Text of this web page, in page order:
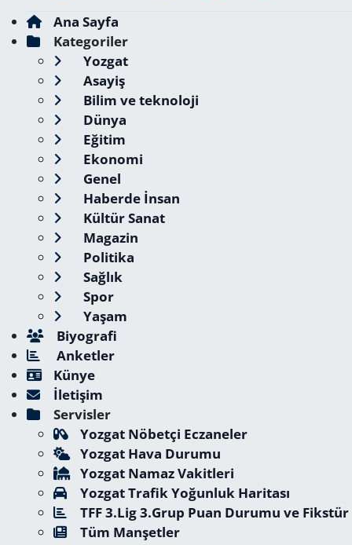
Ana Sayfa
Kategoriler
Yozgat
Asayiş
Bilim ve teknoloji
Dünya
Eğitim
Ekonomi
Genel
Haberde İnsan
Kültür Sanat
Magazin
Politika
Sağlık
Spor
Yaşam
Biyografi
Anketler
Künye
İletişim
Servisler
Yozgat Nöbetçi Eczaneler
Yozgat Hava Durumu
Yozgat Namaz Vakitleri
Yozgat Trafik Yoğunluk Haritası
TFF 3.Lig 3.Grup Puan Durumu ve Fikstür
Tüm Manşetler